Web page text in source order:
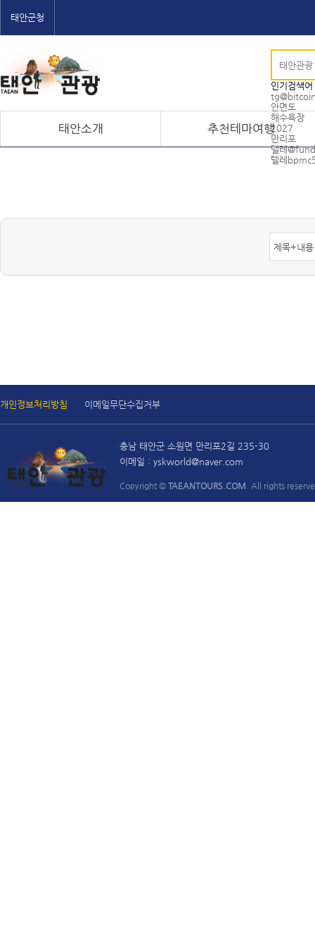
태안군청
인기검색어
안면도
해수욕장
2027
만리포
텔레
텔레
태안소개 추천테마여행
개인정보처리방침 이메일무단수집거부
충남 태안군 소원면 만리포2길 235-30
이메일 : yskworld@naver.com
Copyright © TAEANTOURS.COM . All rights